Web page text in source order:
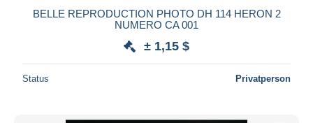
BELLE REPRODUCTION PHOTO DH 114 HERON 2
NUMERO CA 001
± 1,15 $
Status Privatperson